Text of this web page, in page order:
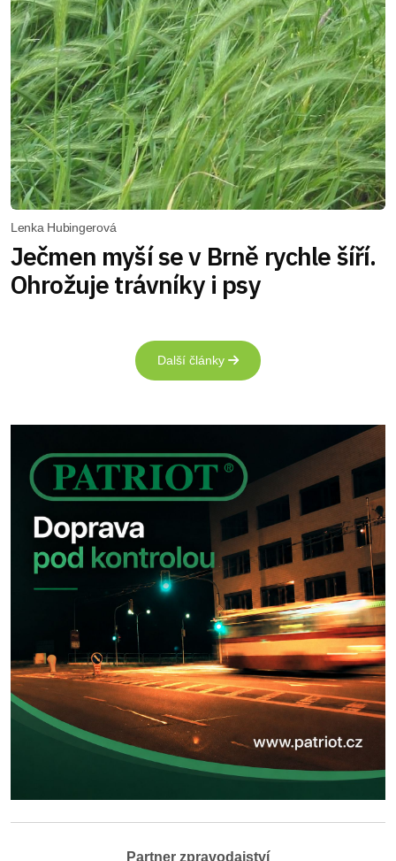
Lenka Hubingerová
Ječmen myší se v Brně rychle šíří.
Ohrožuje trávníky i psy
Další články
Partner zpravodajství